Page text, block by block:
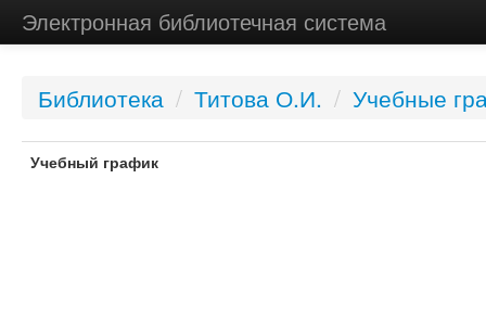
Электронная библиотечная система
Библиотека / Титова О.И. / Учебные
Учебный график